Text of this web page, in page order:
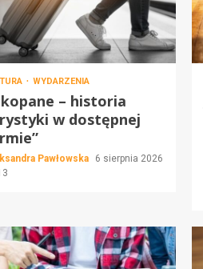
WYDARZENIA
– historia
w dostępnej
Pawłowska
6 sierpnia 2026